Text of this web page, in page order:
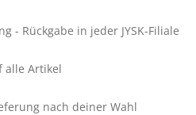
- Rückgabe in jeder JYSK-Filiale
alle Artikel
nach deiner Wahl